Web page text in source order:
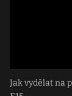
Jak vydělat na